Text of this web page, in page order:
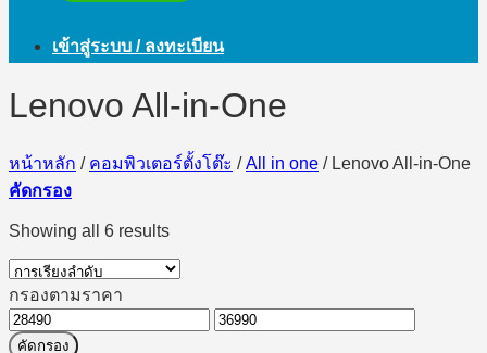
เข้าสู่ระบบ / ลงทะเบียน
Lenovo All-in-One
หน้าหลัก / คอมพิวเตอร์ตั้งโต๊ะ / All in one /Lenovo All-in-One
คัดกรอง
Showing all 6 results
กรองตามราคา
ราคา
ต่ำ
ราคา
คัดกรอง